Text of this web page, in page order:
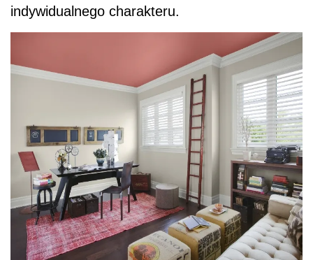
Fot. Benjamin Moore
W tym domowym biurze użycie
zdecydowanego koloru na suficie podnosi
wzrok i tworzy żywy punkt skupiający uwagę.
Ciepły odcień różu podkreśla neutralną
przestrzeń, tworząc piękne uzupełnienie dla
jasnych ścian.